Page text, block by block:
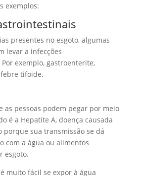
exemplos:
presentes no esgoto, algumas
levar a infecções
exemplo, gastroenterite,
tifoide.
as pessoas podem pegar por meio
é a Hepatite A, doença causada
porque sua transmissão se dá
com a água ou alimentos
esgoto.
muito fácil se expor à água